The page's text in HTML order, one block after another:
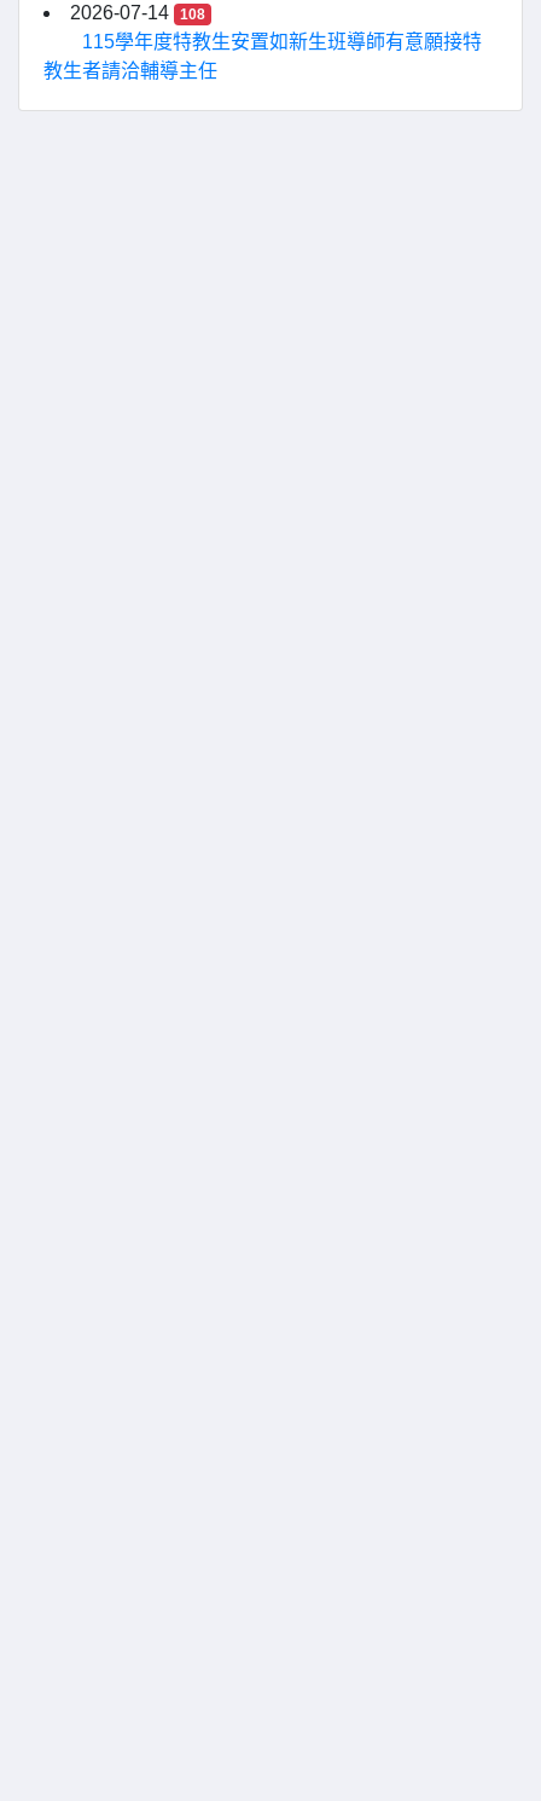
2026-07-14
108
115學年度特教生安置如新生班導師有意願接特
教生者請洽輔導主任